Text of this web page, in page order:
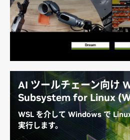
GB300 スーパーチップと
組み合わせることで、自律型 AI
AI アプリケーションの構築と最
高の AI トレーニング、レイ ト
AI ツールチェーン向け
Subsystem for Linux
WSL を介して Windows で
実行します。